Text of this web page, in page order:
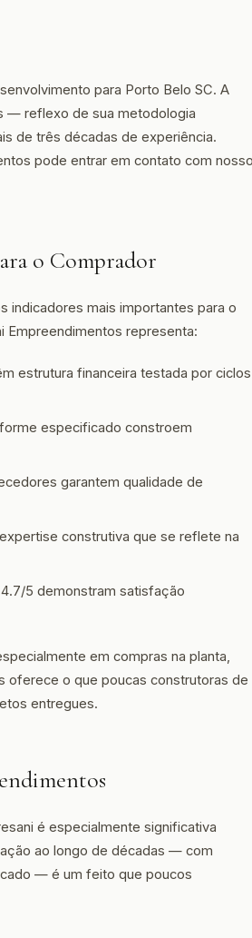
para Porto Belo SC. A
— reflexo de sua metodologia
de três décadas de experiência.
pode entrar em contato com nosso
o Comprador
indicadores mais importantes para o
Empreendimentos representa:
estrutura financeira testada por ciclos
especificado constroem
garantem qualidade de
construtiva que se reflete na
5 demonstram satisfação
em compras na planta,
oferece o que poucas construtoras de
entregues.
é especialmente significativa
ao longo de décadas — com
— é um feito que poucos